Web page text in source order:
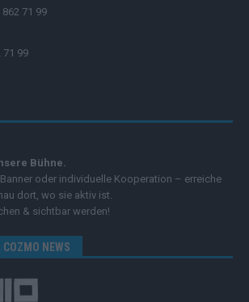
862 71 99
71 99
Bühne.
oder individuelle Kooperation – erreiche
dort, wo sie aktiv ist.
& sichtbar werden!
COZMO NEWS